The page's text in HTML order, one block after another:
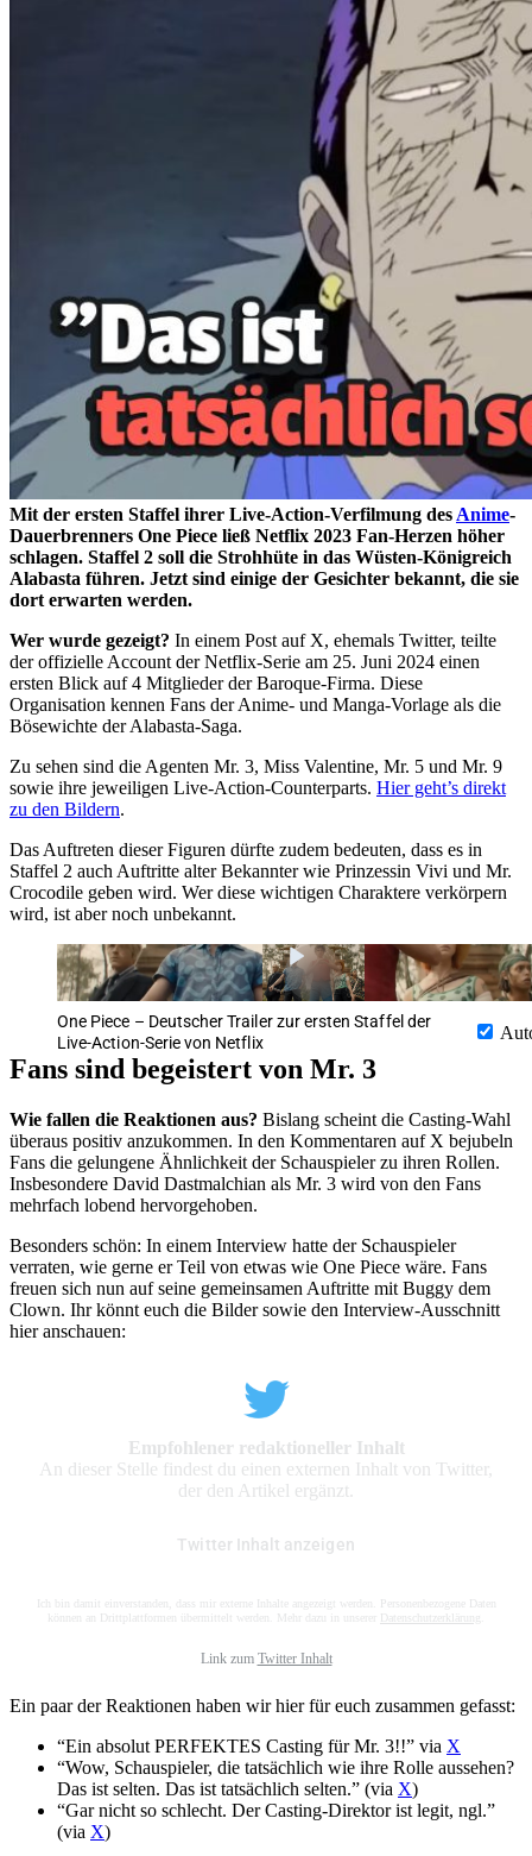
Mit der ersten Staffel ihrer Live-Action-Verfilmung des Anime-
Dauerbrenners One Piece ließ Netflix 2023 Fan-Herzen höher
schlagen. Staffel 2 soll die Strohhüte in das Wüsten-Königreich
Alabasta führen. Jetzt sind einige der Gesichter bekannt, die sie
dort erwarten werden.
Wer wurde gezeigt? In einem Post auf X, ehemals Twitter, teilte
der offizielle Account der Netflix-Serie am 25. Juni 2024 einen
ersten Blick auf 4 Mitglieder der Baroque-Firma. Diese
Organisation kennen Fans der Anime- und Manga-Vorlage als die
Bösewichte der Alabasta-Saga.
Zu sehen sind die Agenten Mr. 3, Miss Valentine, Mr. 5 und Mr. 9
sowie ihre jeweiligen Live-Action-Counterparts. Hier geht’s direkt
zu den Bildern.
Das Auftreten dieser Figuren dürfte zudem bedeuten, dass es in
Staffel 2 auch Auftritte alter Bekannter wie Prinzessin Vivi und Mr.
Crocodile geben wird. Wer diese wichtigen Charaktere verkörpern
wird, ist aber noch unbekannt.
One Piece – Deutscher Trailer zur ersten Staffel der
Live-Action-Serie von Netflix
Fans sind begeistert von Mr. 3
Wie fallen die Reaktionen aus? Bislang scheint die Casting-Wahl
überaus positiv anzukommen. In den Kommentaren auf X bejubeln
Fans die gelungene Ähnlichkeit der Schauspieler zu ihren Rollen.
Insbesondere David Dastmalchian als Mr. 3 wird von den Fans
mehrfach lobend hervorgehoben.
Besonders schön: In einem Interview hatte der Schauspieler
verraten, wie gerne er Teil von etwas wie One Piece wäre. Fans
freuen sich nun auf seine gemeinsamen Auftritte mit Buggy dem
Clown. Ihr könnt euch die Bilder sowie den Interview-Ausschnitt
hier anschauen:
Empfohlener redaktioneller Inhalt
An dieser Stelle findest du einen externen Inhalt von Twitter,
der den Artikel ergänzt.
Twitter Inhalt anzeigen
Ich bin damit einverstanden, dass mir externe Inhalte angezeigt werden. Personenbezogene Daten
können an Drittplattformen übermittelt werden. Mehr dazu in unserer Datenschutzerklärung
Link zum Twitter Inhalt
Ein paar der Reaktionen haben wir hier für euch zusammen gefasst:
“Ein absolut PERFEKTES Casting für Mr. 3!!” via X
“Wow, Schauspieler, die tatsächlich wie ihre Rolle aussehen?
Das ist selten. Das ist tatsächlich selten.” (via X)
“Gar nicht so schlecht. Der Casting-Direktor ist legit, ngl.”
(via X)